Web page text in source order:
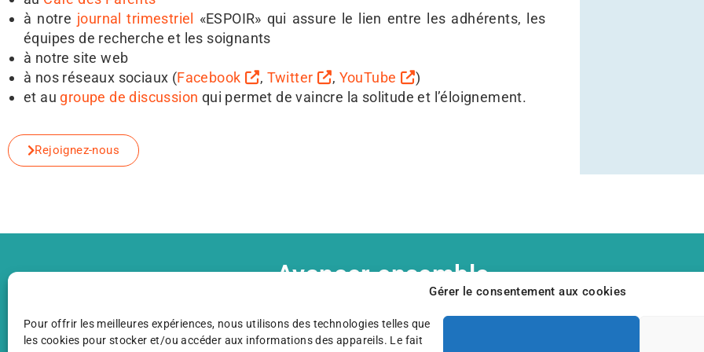
Gérer le consentement aux cookies
Pour offrir les meilleures expériences, nous utilisons des technologies telles que
les cookies pour stocker et/ou accéder aux informations des appareils. Le fait
à notre journal trimestriel
«ESPOIR» qui assure le lien entre les adhérents, les
équipes de recherche et les soignants
à notre site web
à nos réseaux sociaux (Facebook , Twitter , YouTube
)
et au groupe de discussion qui permet de vaincre la solitude et l’éloignement.
Rejoignez-nous
Avancer ensemble,
C’est aussi pouvoir compter sur votre